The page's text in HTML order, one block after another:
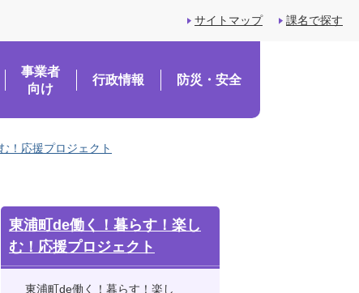
サイトマップ 課名で探す
事業者
向け
行政情報 防災・安全
！応援プロジェクト
東浦町de働く！暮らす！楽し
む！応援プロジェクト
東浦町de働く！暮らす！楽し